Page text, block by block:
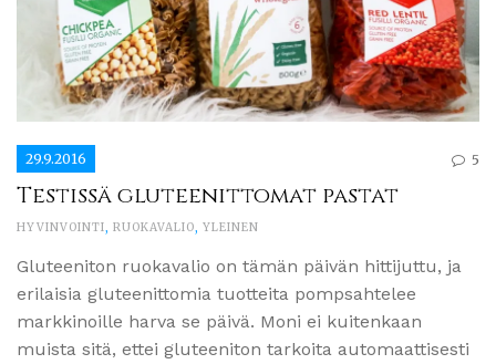
29.9.2016 5
Testissä gluteenittomat pastat
HYVINVOINTI, RUOKAVALIO, YLEINEN
Gluteeniton ruokavalio on tämän päivän hittijuttu, ja
erilaisia gluteenittomia tuotteita pompsahtelee
markkinoille harva se päivä. Moni ei kuitenkaan
muista sitä, ettei gluteeniton tarkoita automaattisesti